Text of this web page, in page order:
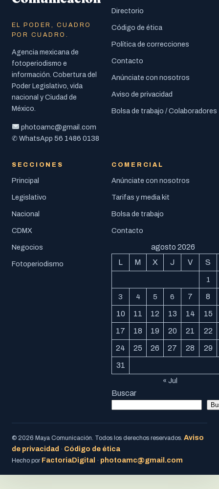
EL PODER, CUADRO
POR CUADRO.
Agencia mexicana de
fotoperiodismo e
información. Cobertura del
Poder Legislativo, vida
nacional y Ciudad de
México.
photoamc@gmail.com
✆ WhatsApp 56 1486 0138
Directorio
Código de ética
Política de correcciones
Contacto
Anúnciate con nosotros
Aviso de privacidad
Bolsa de trabajo / Colaboradores
SECCIONES
Principal
Legislativo
Nacional
CDMX
Negocios
Fotoperiodismo
COMERCIAL
Anúnciate con nosotros
Tarifas y media kit
Bolsa de trabajo
Contacto
agosto 2026
L
M X J V S
1
3 4 5 6 7 8
10 11 12 13 14 15
17 18 19 20 21 22
24 25 26 27 28 29
31
« Jul
Buscar
© 2026 Maya Comunicación. Todos los derechos reservados. Aviso
de privacidad · Código de ética
Hecho por FactoriaDigital · photoamc@gmail.com